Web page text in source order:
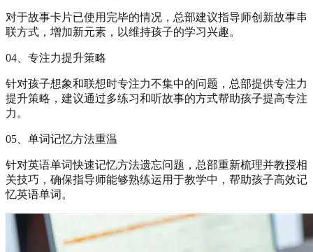
对于故事卡片已使用完毕的情况，总部建议指导师创新故事串
联方式，增加新元素，以维持孩子的学习兴趣。
04、专注力提升策略
针对孩子想象和联想时专注力不集中的问题，总部提供专注力
提升策略，建议通过多练习和听故事的方式帮助孩子提高专注
力。
05、单词记忆方法重温
针对英语单词快速记忆方法遗忘问题，总部重新梳理并教授相
关技巧，确保指导师能够熟练运用于教学中，帮助孩子高效记
忆英语单词。